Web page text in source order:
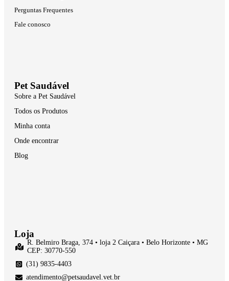
Perguntas Frequentes
Fale conosco
Pet Saudável
Sobre a Pet Saudável
Todos os Produtos
Minha conta
Onde encontrar
Blog
Loja
R. Belmiro Braga, 374 • loja 2 Caiçara • Belo Horizonte • MG
CEP: 30770-550
(31) 9835-4403
atendimento@petsaudavel.vet.br